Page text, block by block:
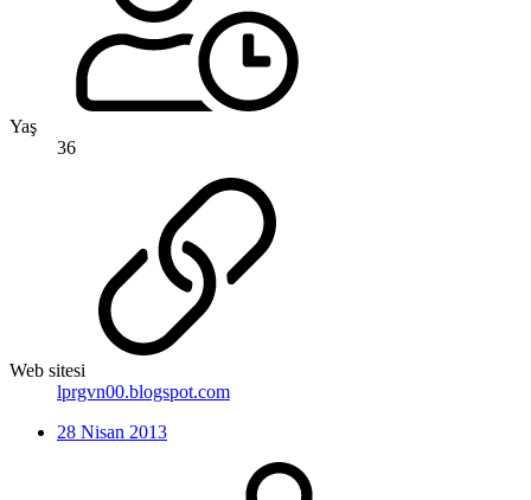
Yaş
36
Web sitesi
lprgvn00.blogspot.com
28 Nisan 2013